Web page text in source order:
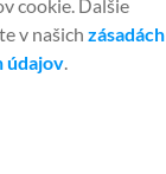
cookie. Ďalšie
v našich zásadách
údajov.